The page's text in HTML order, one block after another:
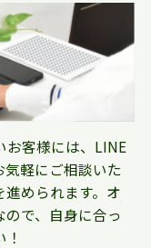
お客様には、LINE
軽にご相談いた
められます。オ
で、自身に合っ